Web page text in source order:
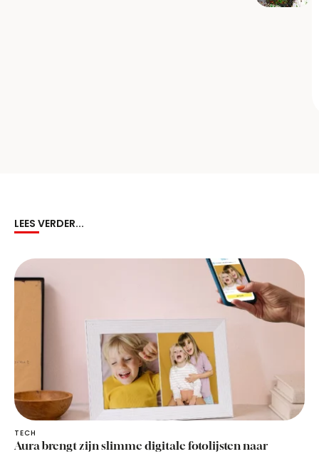
LEES VERDER...
TECH
Aura brengt zijn slimme digitale fotolijsten naar